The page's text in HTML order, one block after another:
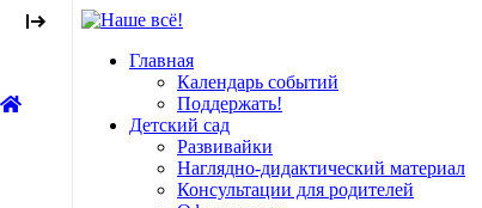
Главная
Календарь событий
Поддержать!
Детский сад
Развивайки
Наглядно-дидактический материал
Консультации для родителей